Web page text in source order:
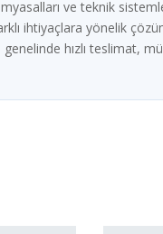
ve teknik
ihtiyaçlara yönelik
hızlı teslimat,